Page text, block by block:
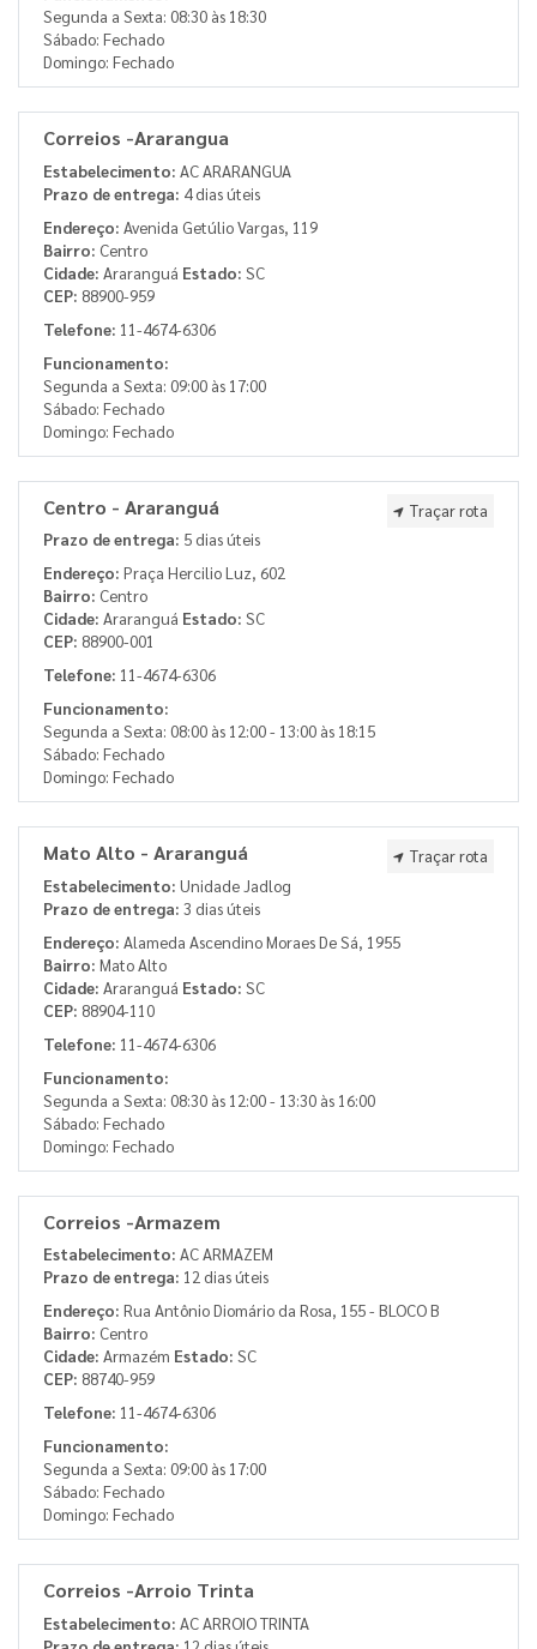
Segunda a Sexta: 08:30 às 18:30
Sábado: Fechado
Domingo: Fechado
Correios -Ararangua
Estabelecimento: AC ARARANGUA
Prazo de entrega: 4 dias úteis
Endereço: Avenida Getúlio Vargas, 119
Bairro: Centro
Cidade: Araranguá Estado: SC
CEP: 88900-959
Telefone: 11-4674-6306
Funcionamento:
Segunda a Sexta: 09:00 às 17:00
Sábado: Fechado
Domingo: Fechado
Traçar rota
Centro - Araranguá
Prazo de entrega: 5 dias úteis
Endereço: Praça Hercilio Luz, 602
Bairro: Centro
Cidade: Araranguá Estado: SC
CEP: 88900-001
Telefone: 11-4674-6306
Funcionamento:
Segunda a Sexta: 08:00 às 12:00 - 13:00 às 18:15
Sábado: Fechado
Domingo: Fechado
Traçar rota
Mato Alto - Araranguá
Estabelecimento: Unidade Jadlog
Prazo de entrega: 3 dias úteis
Endereço: Alameda Ascendino Moraes De Sá, 1955
Bairro: Mato Alto
Cidade: Araranguá Estado: SC
CEP: 88904-110
Telefone: 11-4674-6306
Funcionamento:
Segunda a Sexta: 08:30 às 12:00 - 13:30 às 16:00
Sábado: Fechado
Domingo: Fechado
Correios -Armazem
Estabelecimento: AC ARMAZEM
Prazo de entrega: 12 dias úteis
Endereço: Rua Antônio Diomário da Rosa, 155 - BLOCO B
Bairro: Centro
Cidade: Armazém Estado: SC
CEP: 88740-959
Telefone: 11-4674-6306
Funcionamento:
Segunda a Sexta: 09:00 às 17:00
Sábado: Fechado
Domingo: Fechado
Correios -Arroio Trinta
Estabelecimento: AC ARROIO TRINTA